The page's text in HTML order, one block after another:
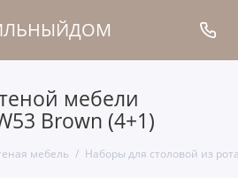
мебели
Brown (4+1)
мебель Наборы для столовой из